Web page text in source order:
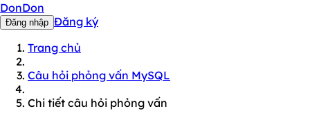
DonDon
Đăng nhập Đăng ký
Trang chủ
Câu hỏi phỏng vấn MySQL
Chi tiết câu hỏi phỏng vấn